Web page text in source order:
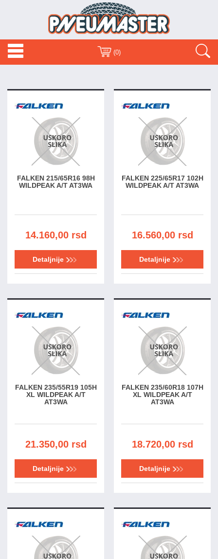
Toggle
navigation
Toggle
(0)
FALKEN 215/65R16 98H
WILDPEAK A/T AT3WA
14.160,00 rsd
Detaljnije
FALKEN 225/65R17 102H
WILDPEAK A/T AT3WA
16.560,00 rsd
Detaljnije
FALKEN 235/55R19 105H
XL WILDPEAK A/T
AT3WA
21.350,00 rsd
Detaljnije
FALKEN 235/60R18 107H
XL WILDPEAK A/T
AT3WA
18.720,00 rsd
Detaljnije